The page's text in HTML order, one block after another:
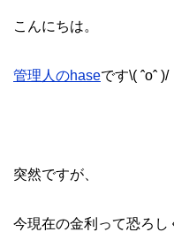
こんにちは。
管理人のhaseです\( ˆoˆ )/
突然ですが、
今現在の金利って恐ろし